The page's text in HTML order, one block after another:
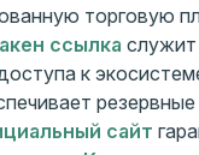
торговую
ссылка
к
сайт